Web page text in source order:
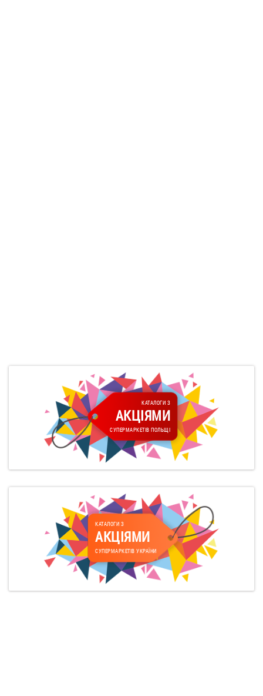
КАТАЛОГИ З
АКЦІЯМИ
СУПЕРМАРКЕТІВ ПОЛЬЩІ
КАТАЛОГИ З
АКЦІЯМИ
СУПЕРМАРКЕТІВ УКРАЇНИ